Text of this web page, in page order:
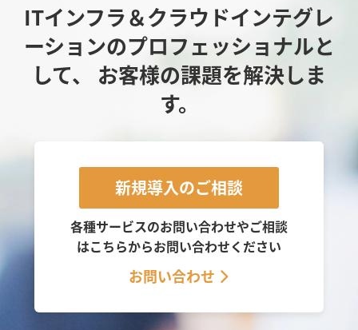
ITインフラ＆クラウドインテグレ
ーションのプロフェッショナルと
して、
お客様の課題を解決しま
す。
新規導入のご相談
各種サービスのお問い合わせやご相談
はこちらからお問い合わせください
お問い合わせ